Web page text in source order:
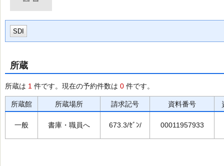
SDI
所蔵
所蔵は 1 件です。現在の予約件数は 0 件です。
所蔵館 所蔵場所 請求記号 資料番号
一般 書庫・職員へ 673.3/ｾﾞﾝ/ 00011957933